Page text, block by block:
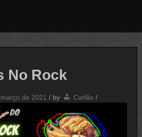
No Rock
de 2021 / by Carlão /